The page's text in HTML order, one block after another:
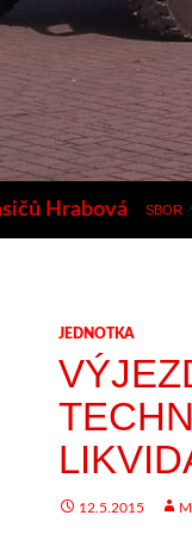
Hrabová SBOR
JEDNOTKA
12.5.2015